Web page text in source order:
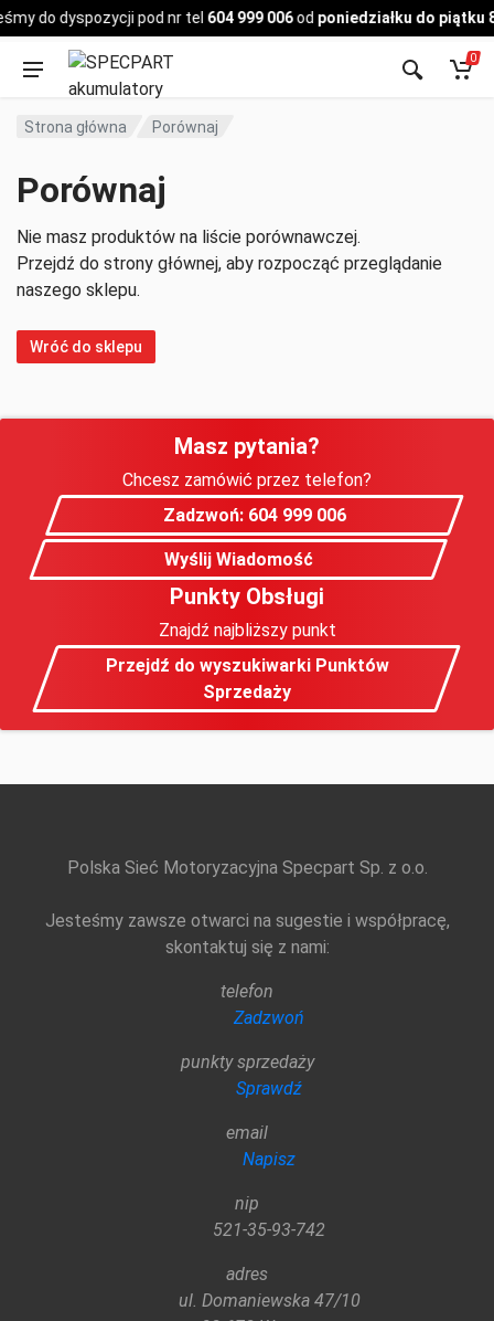
do dyspozycji pod nr tel 604 999 006od poniedziałku do piątku
Pojazd
0
Strona główna Porównaj
Porównaj
Nie masz produktów na liście porównawczej.
Przejdź do strony głównej, aby rozpocząć przeglądanie
naszego sklepu.
Wróć do sklepu
Masz pytania?
Chcesz zamówić przez telefon?
Zadzwoń: 604 999 006
Wyślij Wiadomość
Punkty Obsługi
Znajdź najbliższy punkt
Przejdź do wyszukiwarki Punktów
Sprzedaży
Polska Sieć Motoryzacyjna Specpart Sp. z o.o.
Jesteśmy zawsze otwarci na sugestie i współpracę,
skontaktuj się z nami:
telefon
Zadzwoń
punkty sprzedaży
Sprawdź
email
Napisz
nip
521-35-93-742
adres
ul. Domaniewska 47/10